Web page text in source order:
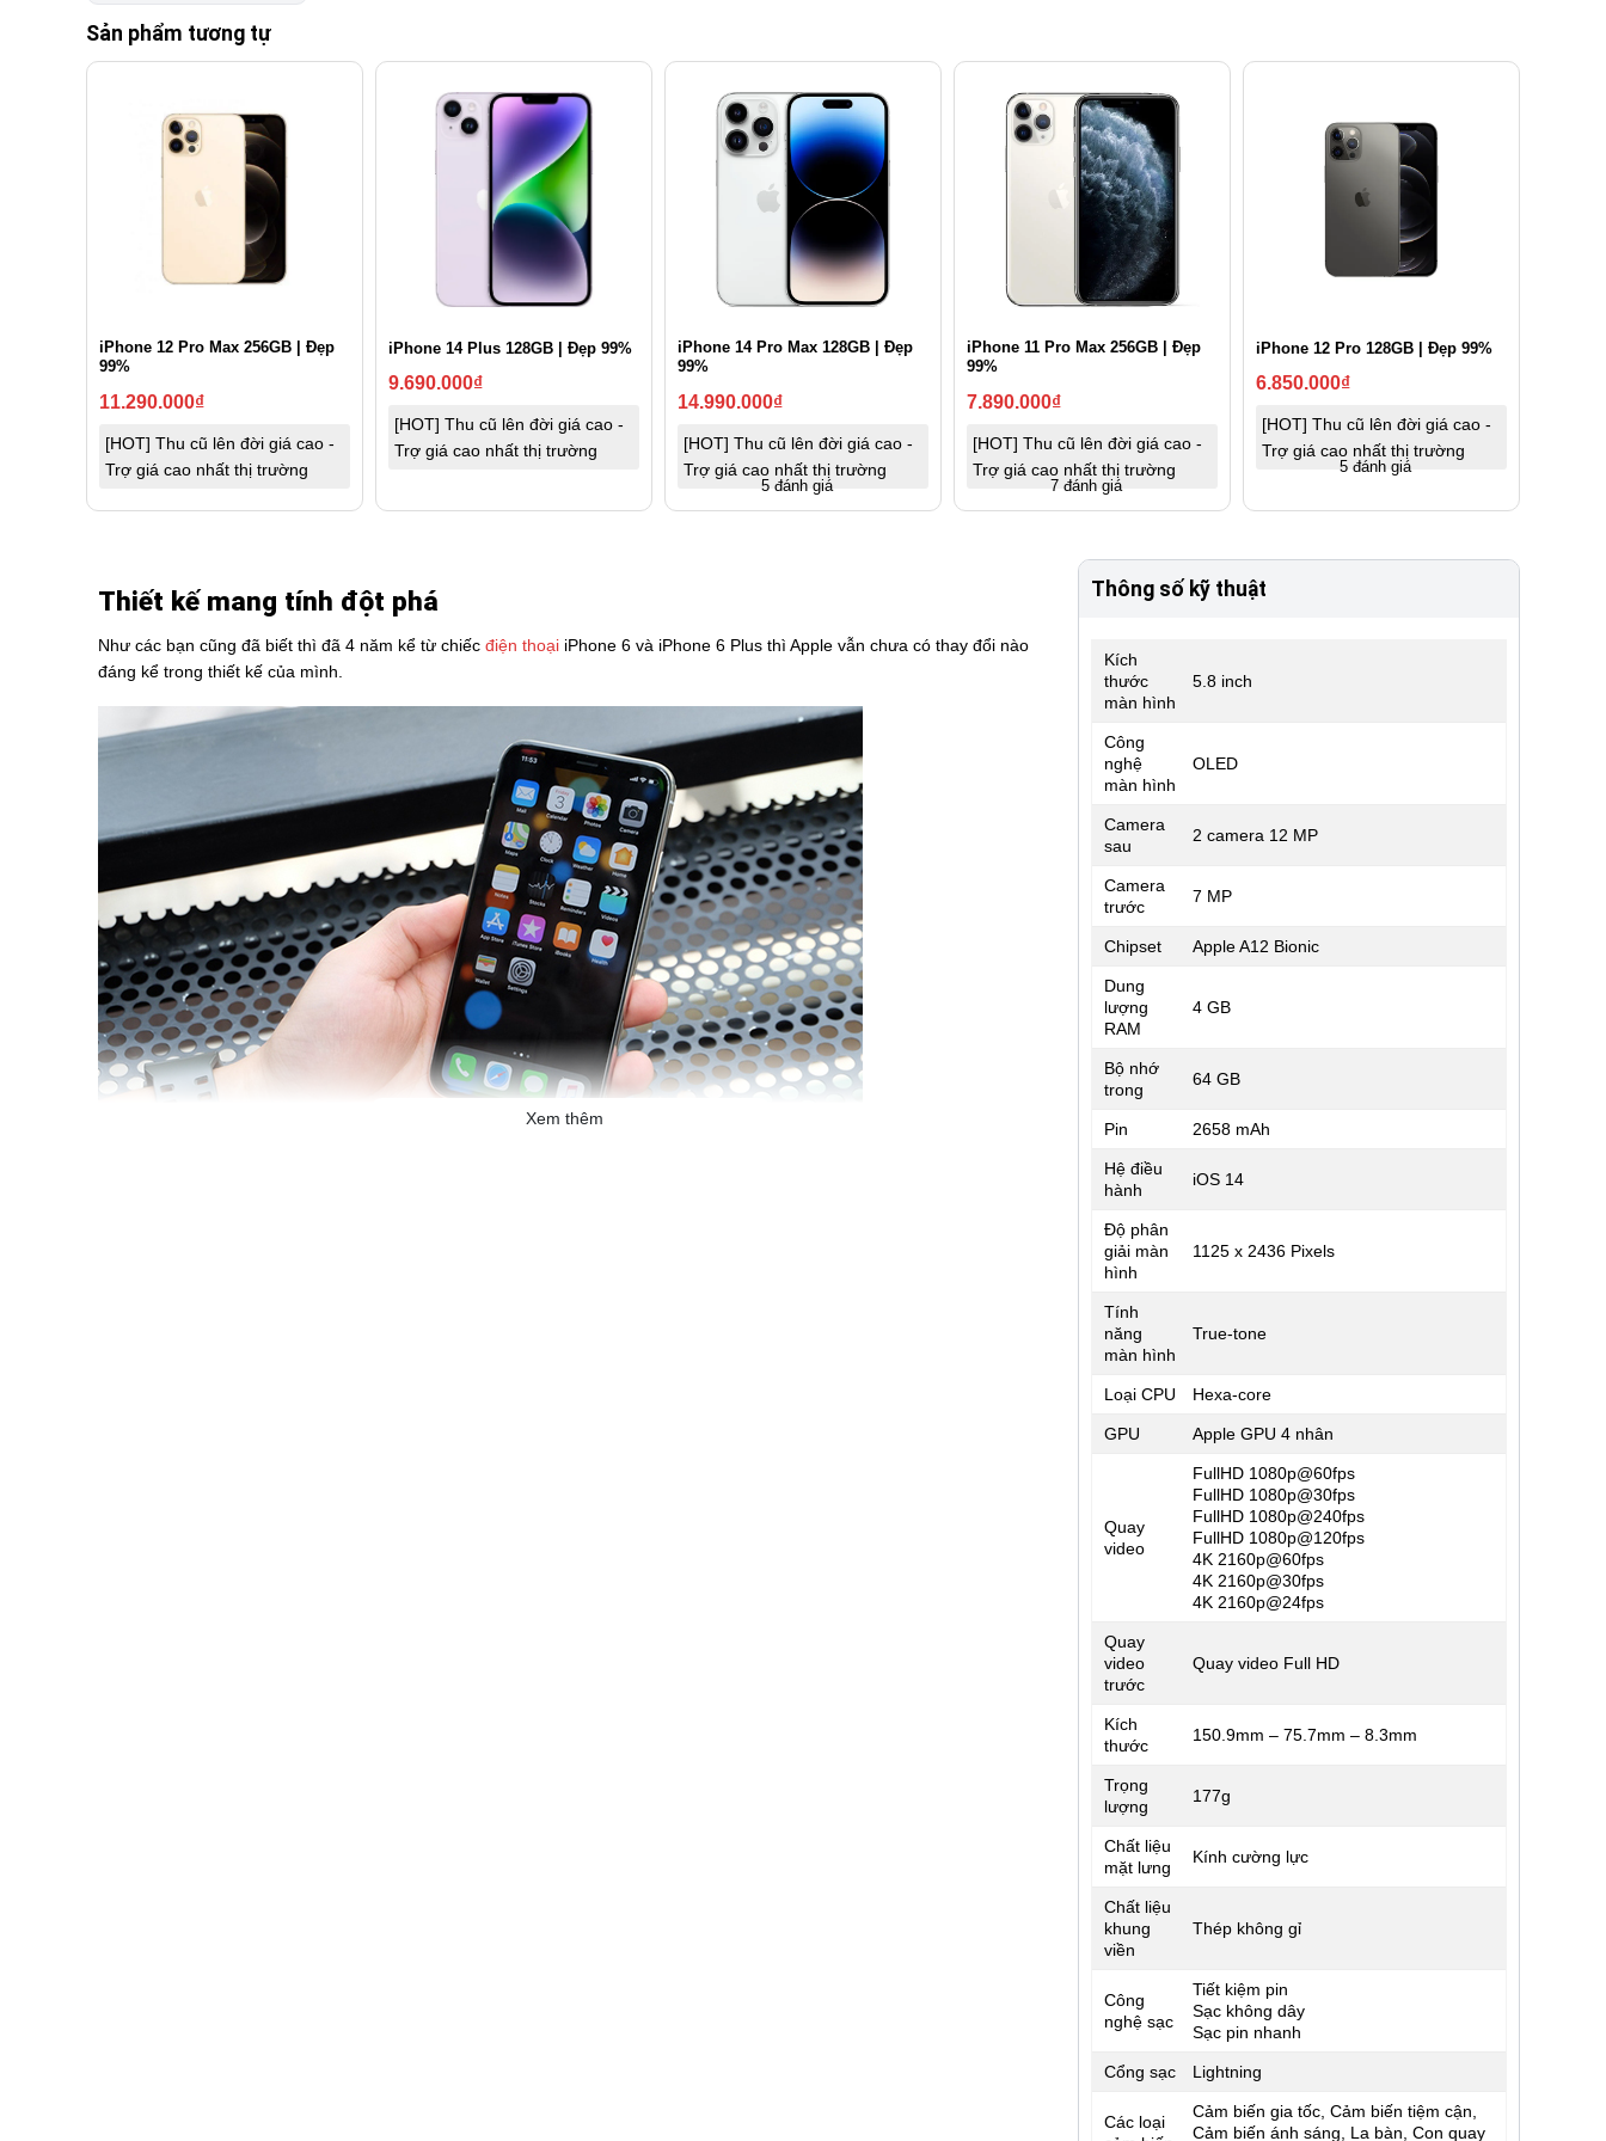
Sản phẩm tương tự
iPhone 12 Pro Max 256GB | Đẹp
99%
11.290.000₫
[HOT] Thu cũ lên đời giá cao -
Trợ giá cao nhất thị trường
iPhone 14 Plus 128GB | Đẹp 99%
9.690.000₫
[HOT] Thu cũ lên đời giá cao -
Trợ giá cao nhất thị trường
iPhone 14 Pro Max 128GB | Đẹp
99%
14.990.000₫
[HOT] Thu cũ lên đời giá cao -
Trợ giá cao nhất thị trường
5 đánh giá
iPhone 11 Pro Max 256GB | Đẹp
99%
7.890.000₫
[HOT] Thu cũ lên đời giá cao -
Trợ giá cao nhất thị trường
7 đánh giá
iPhone 12 Pro 128GB | Đẹp 99%
6.850.000₫
[HOT] Thu cũ lên đời giá cao -
Trợ giá cao nhất thị trường
5 đánh giá
Thiết kế mang tính đột phá
Như các bạn cũng đã biết thì đã 4 năm kể từ chiếc điện thoạiiPhone 6 và iPhone 6 Plus thì Apple vẫn chưa có thay đổi nào
đáng kể trong thiết kế của mình.
Xem thêm
Thông số kỹ thuật
Kích
thước
màn hình
5.8 inch
Công
nghệ
màn hình
OLED
Camera
sau
2 camera 12 MP
Camera
trước
7 MP
Chipset Apple A12 Bionic
Dung
lượng
RAM
4 GB
Bộ nhớ
trong
64 GB
Pin 2658 mAh
Hệ điều
hành
iOS 14
Độ phân
giải màn
hình
1125 x 2436 Pixels
Tính
năng
màn hình
True-tone
Loại CPU Hexa-core
GPU Apple GPU 4 nhân
Quay
video
FullHD 1080p@60fps
FullHD 1080p@30fps
FullHD 1080p@240fps
FullHD 1080p@120fps
4K 2160p@60fps
4K 2160p@30fps
4K 2160p@24fps
Quay
video
trước
Quay video Full HD
Kích
thước
150.9mm – 75.7mm – 8.3mm
Trọng
lượng
177g
Chất liệu
mặt lưng
Kính cường lực
Chất liệu
khung
viền
Thép không gỉ
Công
nghệ sạc
Tiết kiệm pin
Sạc không dây
Sạc pin nhanh
Cổng sạc Lightning
Các loại
Cảm biến gia tốc, Cảm biến tiệm cận,
Cảm biến ánh sáng, La bàn, Con quay